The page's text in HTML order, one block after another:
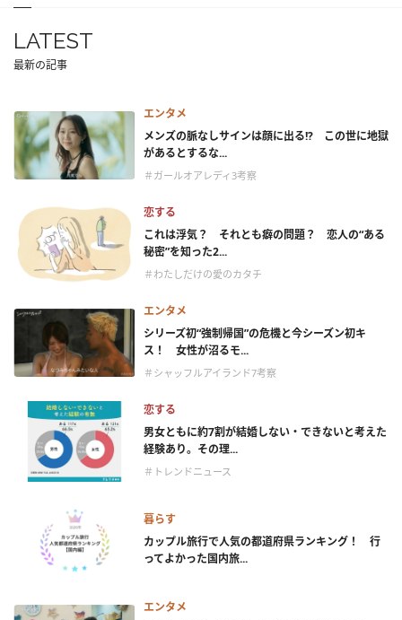
LATEST
最新の記事
エンタメ
メンズの脈なしサインは顔に出る!? この世に地獄
があるとするな...
＃ガールオアレディ3考察
恋する
これは浮気？ それとも癖の問題？ 恋人の“ある
秘密”を知った2...
＃わたしだけの愛のカタチ
エンタメ
シリーズ初“強制帰国”の危機と今シーズン初キ
ス！ 女性が沼るモ...
＃シャッフルアイランド7考察
恋する
男女ともに約7割が結婚しない・できないと考えた
経験あり。その理...
＃トレンドニュース
暮らす
カップル旅行で人気の都道府県ランキング！ 行
ってよかった国内旅...
エンタメ